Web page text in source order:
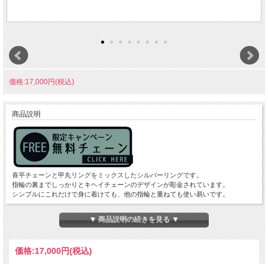
価格:17,000円(税込)
商品説明
喜平チェーンと甲丸リングをミックスしたシルバーリングです。
指輪の裏までしっかりとキヘイチェーンのデザインが彫金されています。
シンプルにこれだけで身に着けても、他の指輪と重ねても使い易いです。
素材:スターリングシルバー925
サイズ[高さ:4mm 厚さ:2mm 重さ:4g] ※サイズには多少の個体差があります。
▼ 商品説明の続きを見る ▼
価格:17,000円(税込)